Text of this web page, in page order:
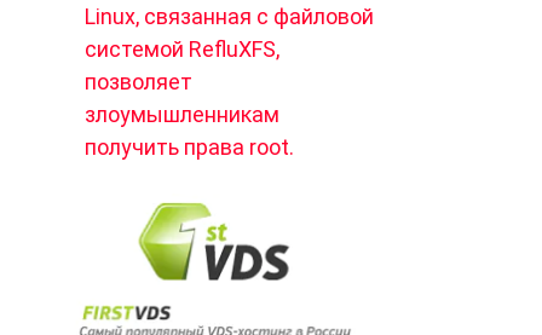
Linux, связанная с файловой
системой RefluXFS,
позволяет
злоумышленникам
получить права root.